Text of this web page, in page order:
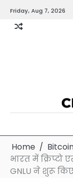
content
Friday, Aug 7, 2026
Home
भारत में
GNLU ने शुरू किए